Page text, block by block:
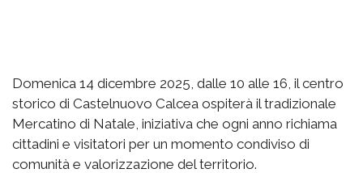
Domenica 14 dicembre 2025, dalle 10 alle 16, il centro
storico di Castelnuovo Calcea ospiterà il tradizionale
Mercatino di Natale, iniziativa che ogni anno richiama
cittadini e visitatori per un momento condiviso di
comunità e valorizzazione del territorio.